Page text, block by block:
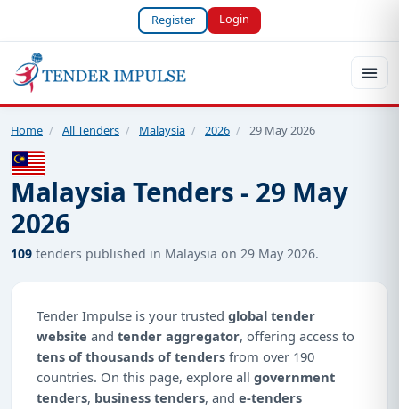
Register Login
Home / All Tenders / Malaysia / 2026 / 29 May 2026
Malaysia Tenders - 29 May
2026
109 tenders published in Malaysia on 29 May 2026.
Tender Impulse is your trusted global tender
website and tender aggregator, offering access to
tens of thousands of tenders from over 190
countries. On this page, explore all government
tenders, business tenders, and e-tenders